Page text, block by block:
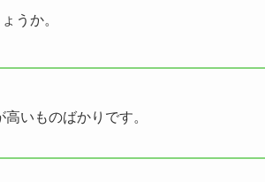
うか。
いものばかりです。